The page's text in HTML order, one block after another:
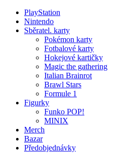
PlayStation
Nintendo
Sběratel. karty
Pokémon karty
Fotbalové karty
Hokejové kartičky
Magic the gathering
Italian Brainrot
Brawl Stars
Formule 1
Figurky
Funko POP!
MINIX
Merch
Bazar
Předobjednávky